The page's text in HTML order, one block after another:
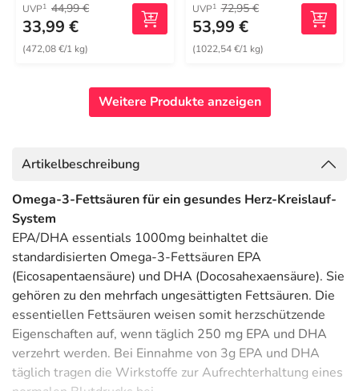
UVP1 44,99 €
33,99 €
(472,08 €/1 kg)
UVP1 72,95 €
53,99 €
(1022,54 €/1 kg)
Weitere Produkte anzeigen
Artikelbeschreibung
Omega-3-Fettsäuren für ein gesundes Herz-Kreislauf-
System
EPA/DHA essentials 1000mg beinhaltet die
standardisierten Omega-3-Fettsäuren EPA
(Eicosapentaensäure) und DHA (Docosahexaensäure). Sie
gehören zu den mehrfach ungesättigten Fettsäuren. Die
essentiellen Fettsäuren weisen somit herzschützende
Eigenschaften auf, wenn täglich 250 mg EPA und DHA
verzehrt werden. Bei Einnahme von 3g EPA und DHA
täglich tragen die Wirkstoffe zur Aufrechterhaltung eines